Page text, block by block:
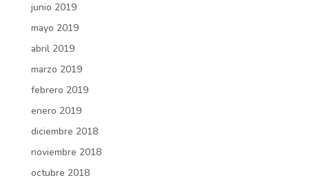
junio 2019
mayo 2019
abril 2019
marzo 2019
febrero 2019
enero 2019
diciembre 2018
noviembre 2018
octubre 2018